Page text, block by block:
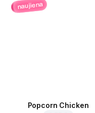
naujiena
Popcorn Chicken